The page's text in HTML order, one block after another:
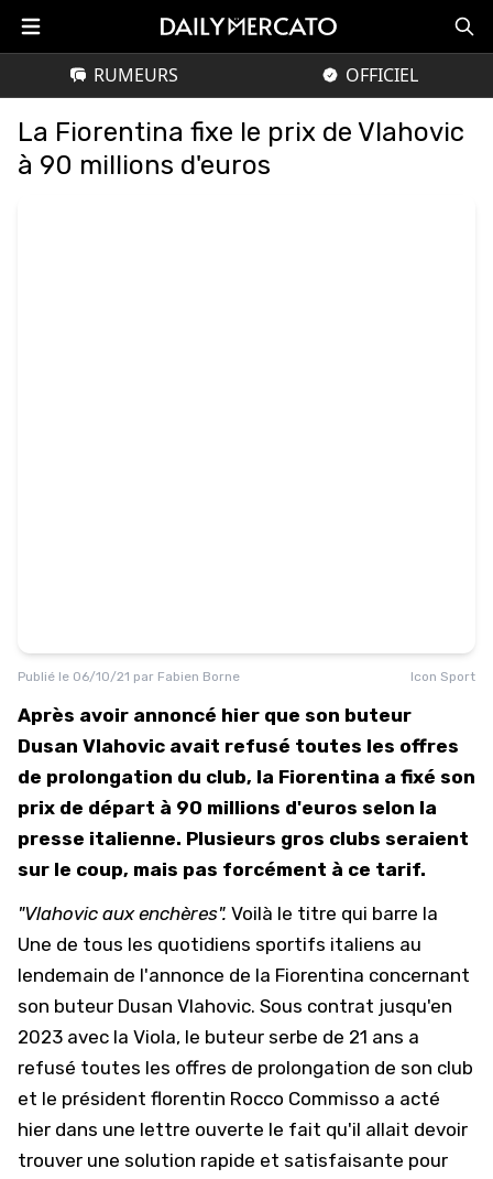
RUMEURS OFFICIEL
La Fiorentina fixe le prix de Vlahovic
à 90 millions d'euros
Publié le 06/10/21 par Fabien Borne Icon Sport
Après avoir annoncé hier que son buteur
Dusan Vlahovic avait refusé toutes les offres
de prolongation du club, la Fiorentina a fixé son
prix de départ à 90 millions d'euros selon la
presse italienne. Plusieurs gros clubs seraient
sur le coup, mais pas forcément à ce tarif.
"Vlahovic aux enchères". Voilà le titre qui barre la
Une de tous les quotidiens sportifs italiens au
lendemain de l'annonce de la Fiorentina concernant
son buteur Dusan Vlahovic. Sous contrat jusqu'en
2023 avec la Viola, le buteur serbe de 21 ans a
refusé toutes les offres de prolongation de son club
et le président florentin Rocco Commisso a acté
hier dans une lettre ouverte le fait qu'il allait devoir
trouver une solution rapide et satisfaisante pour